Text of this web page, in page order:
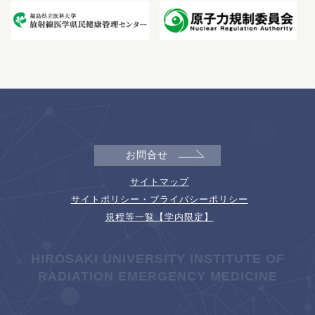
お問合せ
サイトマップ
サイトポリシー・プライバシーポリシー
規程等一覧【学内限定】
HIROSAKI UNIVERSITY INSTITUTE OF
RADIATION EMERGENCY MEDICINE